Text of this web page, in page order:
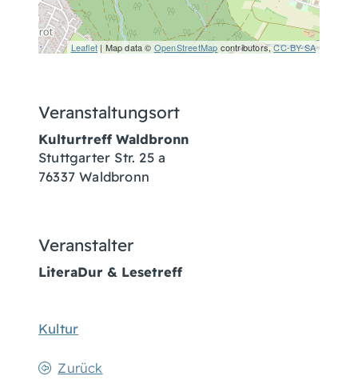
Leaflet| Map data © OpenStreetMap contributors,CC-BY-SA
Veranstaltungsort
Kulturtreff Waldbronn
Stuttgarter Str. 25 a
76337 Waldbronn
Veranstalter
LiteraDur & Lesetreff
Kultur
Zurück